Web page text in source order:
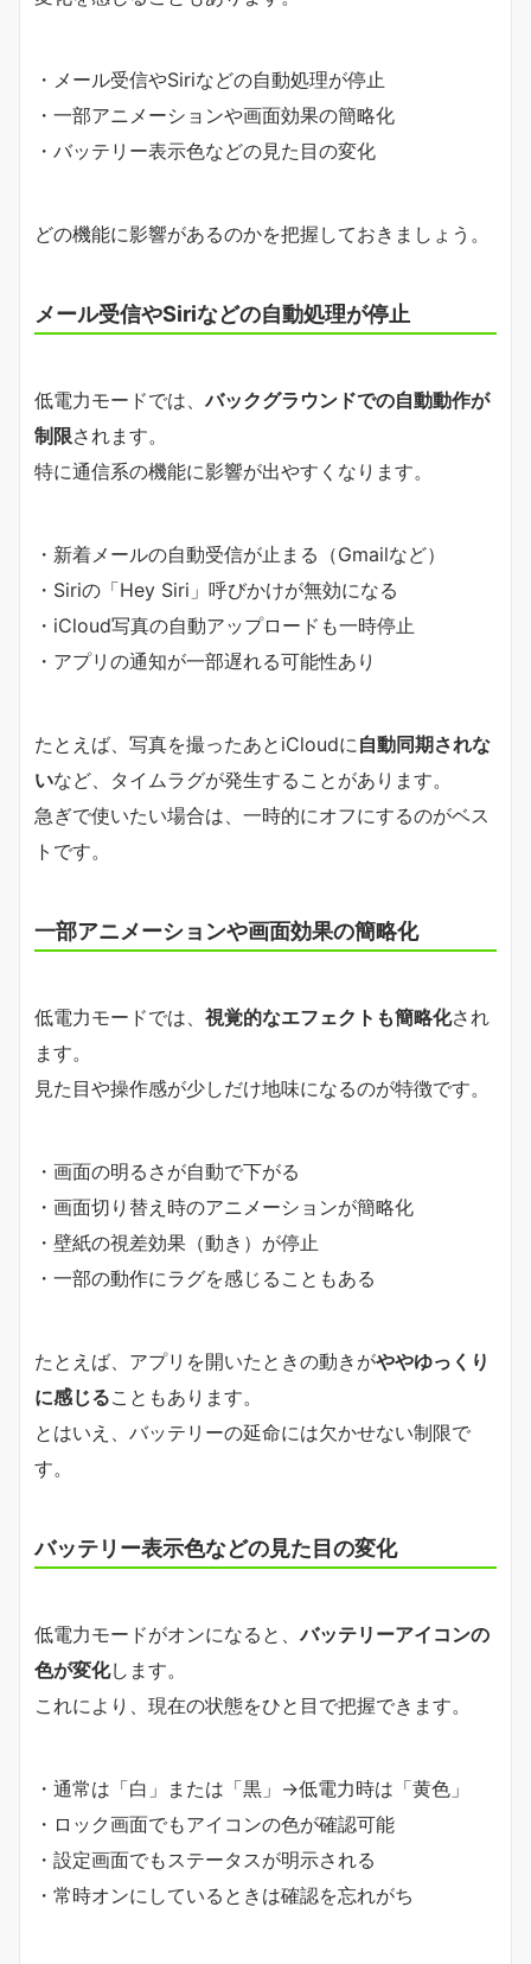
・メール受信やSiriなどの自動処理が停止
・一部アニメーションや画面効果の簡略化
・バッテリー表示色などの見た目の変化
どの機能に影響があるのかを把握しておきましょう。
メール受信やSiriなどの自動処理が停止
低電力モードでは、バックグラウンドでの自動動作が
制限されます。
特に通信系の機能に影響が出やすくなります。
・新着メールの自動受信が止まる（Gmailなど）
・Siriの「Hey Siri」呼びかけが無効になる
・iCloud写真の自動アップロードも一時停止
・アプリの通知が一部遅れる可能性あり
たとえば、写真を撮ったあとiCloudに 自動同期されな
いなど、タイムラグが発生することがあります。
急ぎで使いたい場合は、一時的にオフにするのがベス
トです。
一部アニメーションや画面効果の簡略化
低電力モードでは、 視覚的なエフェクトも簡略化され
ます。
見た目や操作感が少しだけ地味になるのが特徴です。
・画面の明るさが自動で下がる
・画面切り替え時のアニメーションが簡略化
・壁紙の視差効果（動き）が停止
・一部の動作にラグを感じることもある
たとえば、アプリを開いたときの動きがややゆっくり
に感じることもあります。
とはいえ、バッテリーの延命には欠かせない制限で
す。
バッテリー表示色などの見た目の変化
低電力モードがオンになると、バッテリーアイコンの
色が変化します。
これにより、現在の状態をひと目で把握できます。
・通常は「白」または「黒」→低電力時は「黄色」
・ロック画面でもアイコンの色が確認可能
・設定画面でもステータスが明示される
・常時オンにしているときは確認を忘れがち